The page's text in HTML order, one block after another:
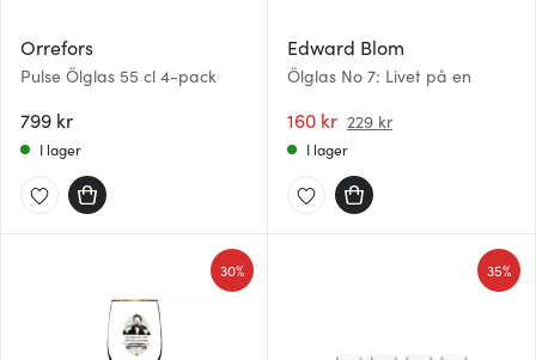
Orrefors
Pulse Ölglas 55 cl 4-pack
799 kr
I lager
Edward Blom
Ölglas No 7: Livet på en
160 kr 229 kr
I lager
30% 35%